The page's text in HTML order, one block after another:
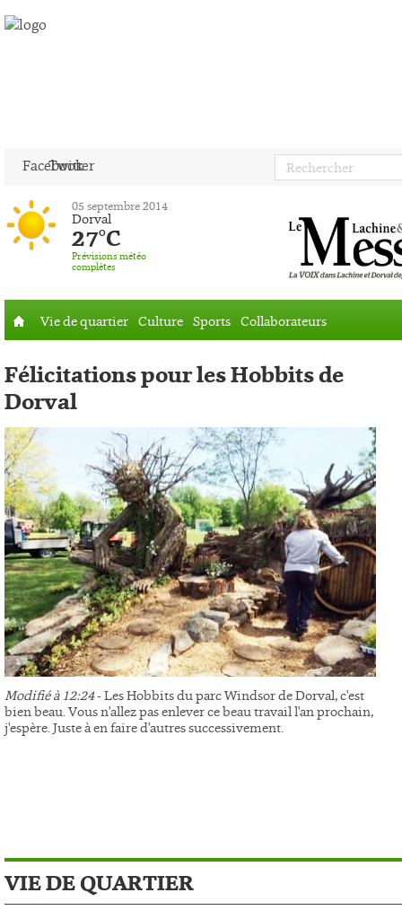
Facebook
Twitter
05 septembre 2014
Dorval
27°C
Prévisions météo
complètes
Vie de quartier Culture Sports Collaborateurs
Félicitations pour les Hobbits de
Dorval
Modifié à 12:24- Les Hobbits du parc Windsor de Dorval, c'est
bien beau. Vous n'allez pas enlever ce beau travail l'an prochain,
j'espère. Juste à en faire d'autres successivement.
VIE DE QUARTIER